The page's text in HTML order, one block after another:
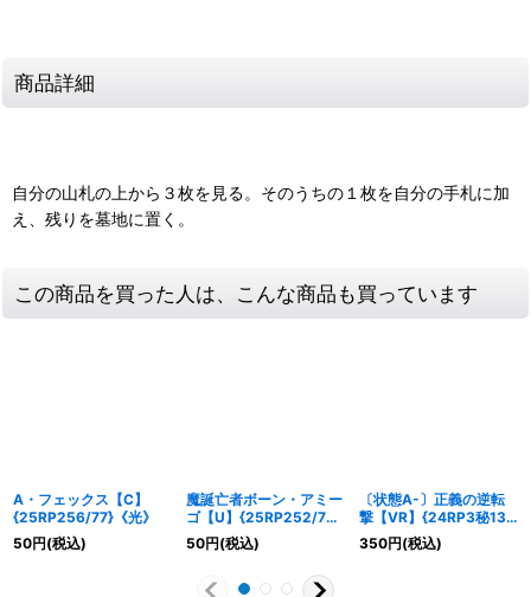
商品詳細
自分の山札の上から３枚を見る。そのうちの１枚を自分の手札に加
え、残りを墓地に置く。
この商品を買った人は、こんな商品も買っています
A・フェックス【C】
{25RP256/77}《光》
50円(税込)
魔誕亡者ボーン・アミー
ゴ【U】{25RP252/77}
《多》
50円(税込)
〔状態A-〕正義の逆転
撃【VR】{24RP3秘13/
秘24}《光》
350円(税込)